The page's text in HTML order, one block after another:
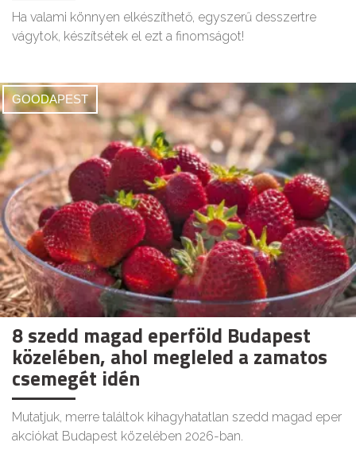
Ha valami könnyen elkészíthető, egyszerű desszertre
vágytok, készítsétek el ezt a finomságot!
GOODAPEST
8 szedd magad eperföld Budapest
közelében, ahol megleled a zamatos
csemegét idén
Mutatjuk, merre találtok kihagyhatatlan szedd magad eper
akciókat Budapest közelében 2026-ban.